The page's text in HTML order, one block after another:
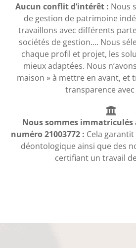
Aucun conflit d’intérêt : Nous
de gestion de patrimoine
travaillons avec différents
sociétés de gestion…. Nous
chaque profil et projet, les
mieux adaptées. Nous
maison » à mettre en avant, et
transparence avec
Nous sommes immatriculés
numéro 21003772 : Cela garantit
déontologique ainsi que des
certifiant un travail